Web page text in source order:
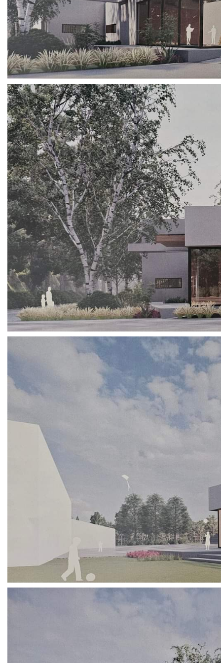
COVID 19
Geoistraživanja
FINANSIJE
PRIVREDA
Poljoprivreda
Turizam
Sport
CIVILNA ZAŠTITA
KONTAKT